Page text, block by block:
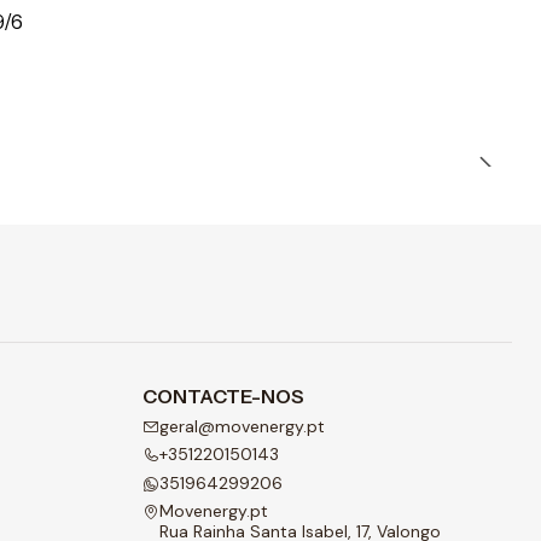
6
CONTACTE-NOS
geral@movenergy.pt
+351220150143
351964299206
Movenergy.pt
Rua Rainha Santa Isabel, 17, Valongo